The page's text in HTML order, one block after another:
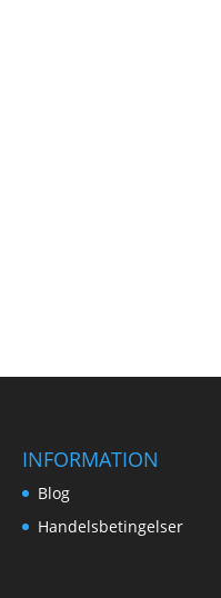
INFORMATION
Blog
Handelsbetingelser